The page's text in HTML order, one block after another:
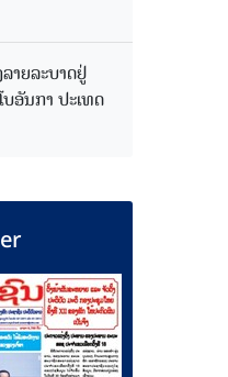
າຍລະບາດຢູ່
ອັນກາ ປະເທດ